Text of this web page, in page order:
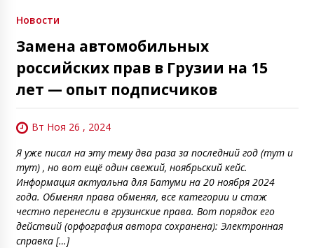
Новости
Замена автомобильных
российских прав в Грузии на 15
лет — опыт подписчиков
Вт Ноя 26 , 2024
Я уже писал на эту тему два раза за последний год (тут и
тут) , но вот ещё один свежий, ноябрьский кейс.
Информация актуальна для Батуми на 20 ноября 2024
года. Обменял права обменял, все категории и стаж
честно перенесли в грузинские права. Вот порядок его
действий (орфография автора сохранена): Электронная
справка […]